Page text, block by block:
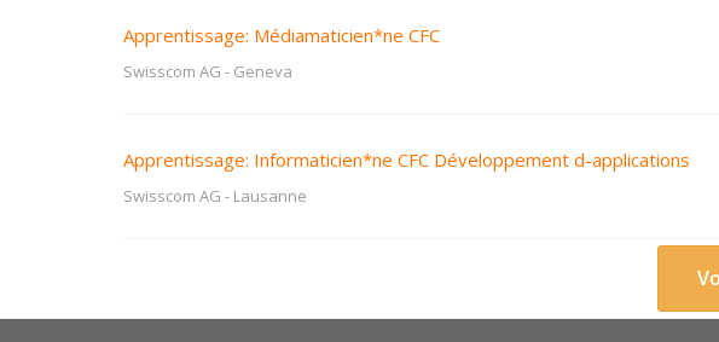
Apprentissage: Médiamaticien*ne CFC
Swisscom AG - Geneva
Apprentissage: Informaticien*ne CFC Développement d-applications
Swisscom AG - Lausanne